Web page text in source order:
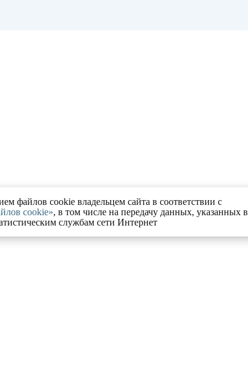
файлов cookie владельцем сайта в соответствии с
cookie», в том числе на передачу данных, указанных в
службам сети Интернет